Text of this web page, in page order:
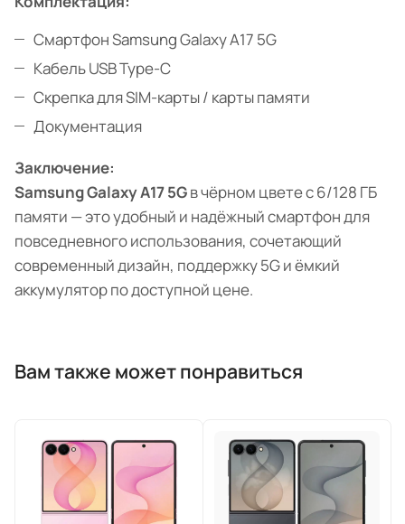
Смартфон Samsung Galaxy A17 5G
Кабель USB Type-C
Скрепка для SIM-карты / карты памяти
Документация
Заключение:
Samsung Galaxy A17 5Gв чёрном цвете с 6/128 ГБ
памяти — это удобный и надёжный смартфон для
повседневного использования, сочетающий
современный дизайн, поддержку 5G и ёмкий
аккумулятор по доступной цене.
Вам также может понравиться